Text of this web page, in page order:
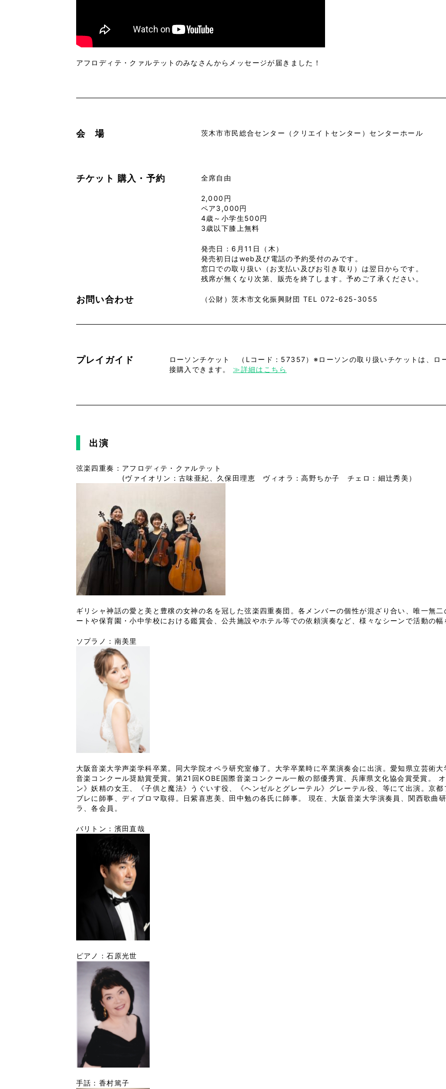
アフロディテ・クァルテットのみなさんからメッセージが届きました！
会 場 茨木市市民総合センター（クリエイトセンター）センターホール
チケット 購入・予約 全席自由
2,000円
ペア3,000円
4歳～小学生500円
3歳以下膝上無料
発売日：6月11日（木）
発売初日はweb及び電話の予約受付のみです。
窓口での取り扱い（お支払い及びお引き取り）は翌日からです。
残席が無くなり次第、販売を終了します。予めご了承ください。
お問い合わせ （公財）茨木市文化振興財団 TEL 072-625-3055
プレイガイド
ローソンチケット （Lコード：57357）※ローソンの取り扱いチケットは、ロ
接購入できます。≫詳細はこちら
出演
弦楽四重奏：アフロディテ・クァルテット
(ヴァイオリン：古味亜紀、久保田理恵 ヴィオラ：高野ちか子 チェロ：細辻秀美）
ギリシャ神話の愛と美と豊穣の女神の名を冠した弦楽四重奏団。各メンバーの個性が混ざり合い、唯一無
ートや保育園・小中学校における鑑賞会、公共施設やホテル等での依頼演奏など、様々なシーンで活動の幅
ソプラノ：南美里
大阪音楽大学声楽学科卒業。同大学院オペラ研究室修了。大学卒業時に卒業演奏会に出演。愛知県立芸術
音楽コンクール奨励賞受賞。第21回KOBE国際音楽コンクール一般の部優秀賞、兵庫県文化協会賞受賞。
ン》妖精の女王、《子供と魔法》うぐいす役、《ヘンゼルとグレーテル》グレーテル役、等にて出演。京
ブレに師事、ディプロマ取得。日紫喜恵美、田中勉の各氏に師事。 現在、大阪音楽大学演奏員、関西歌曲
ラ、各会員。
バリトン：濱田直哉
ピアノ：石原光世
手話：香村篤子